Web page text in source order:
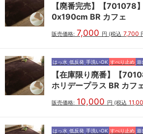
【廃番完売】【701078
0x190cm BR カフェ
販売価格: 7,000 円 (税込 7,700
はっ水 低反発 手洗いOK すべり止め 遊
【在庫限り廃番】【
ホリデープラス BR カフ
販売価格: 10,000 円 (税込
はっ水 低反発 手洗いOK すべり止め 遊